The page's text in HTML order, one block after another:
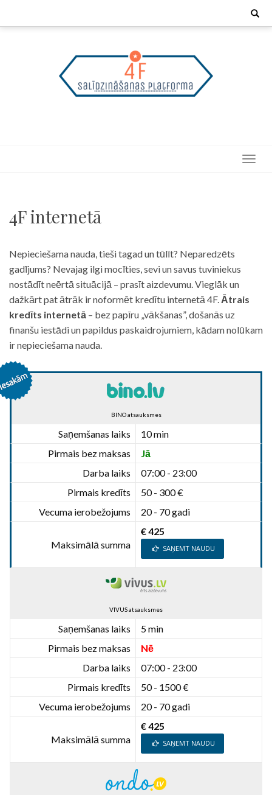
Search
4F internetā
Nepieciešama nauda, tieši tagad un tūlīt? Neparedzēts
gadījums? Nevajag ilgi mocīties, sevi un savus tuviniekus
nostādīt neērtā situācijā – prasīt aizdevumu. Vieglāk un
dažkārt pat ātrāk ir noformēt kredītu internetā 4F. Ātrais
kredīts internetā – bez papīru „vākšanas”, došanās uz
finanšu iestādi un papildus paskaidrojumiem, kādam nolūkam
ir nepieciešama nauda.
BINO atsauksmes
Saņemšanas laiks
10 min
Pirmais bez maksas
Jā
Darba laiks
07:00 - 23:00
Pirmais kredīts
50 - 300 €
Vecuma ierobežojums
20 - 70 gadi
Maksimālā summa
€ 425
SAŅEMT NAUDU
VIVUS atsauksmes
Saņemšanas laiks
5 min
Pirmais bez maksas
Nē
Darba laiks
07:00 - 23:00
Pirmais kredīts
50 - 1500 €
Vecuma ierobežojums
20 - 70 gadi
Maksimālā summa
€ 425
SAŅEMT NAUDU